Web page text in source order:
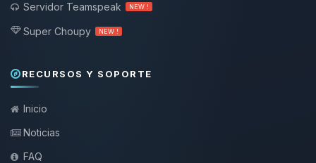
Servidor Teamspeak
NEW !
Super Choupy NEW !
RECURSOS Y SOPORTE
Inicio
Noticias
FAQ